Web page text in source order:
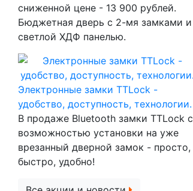
сниженной цене - 13 900 рублей.
Бюджетная дверь с 2-мя замками и
светлой ХДФ панелью.
Электронные замки TTLock -
удобство, доступность, технологии.
В продаже Bluetooth замки TTLock с
возможностью установки на уже
врезанный дверной замок - просто,
быстро, удобно!